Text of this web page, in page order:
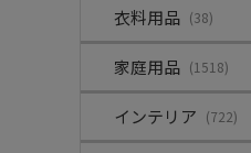
衣料用品 (38)
家庭用品 (1518)
インテリア (722)